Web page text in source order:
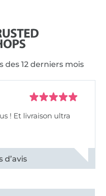
des 12 derniers mois
! Et livraison ultra